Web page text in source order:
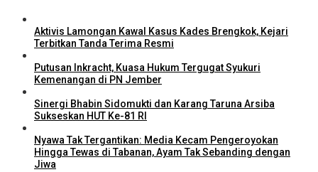
Aktivis Lamongan Kawal Kasus Kades Brengkok, Kejari
Terbitkan Tanda Terima Resmi
Putusan Inkracht, Kuasa Hukum Tergugat Syukuri
Kemenangan di PN Jember
Sinergi Bhabin Sidomukti dan Karang Taruna Arsiba
Sukseskan HUT Ke-81 RI
Nyawa Tak Tergantikan: Media Kecam Pengeroyokan
Hingga Tewas di Tabanan, Ayam Tak Sebanding dengan
Jiwa